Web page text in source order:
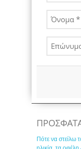
Πότε να στείλω